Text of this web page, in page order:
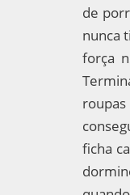
de
nunca
força
ficha